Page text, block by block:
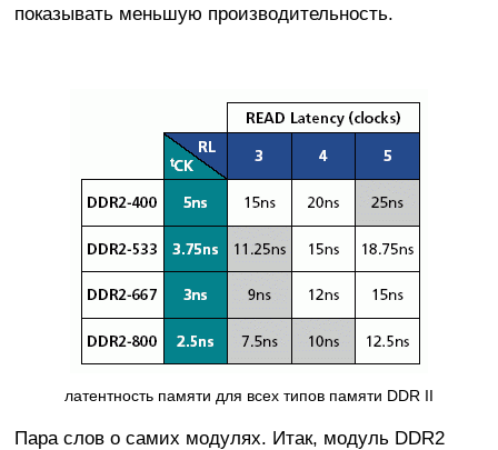
показывать меньшую производительность.
латентность памяти для всех типов памяти DDR II
Пара слов о самих модулях. Итак, модуль DDR2